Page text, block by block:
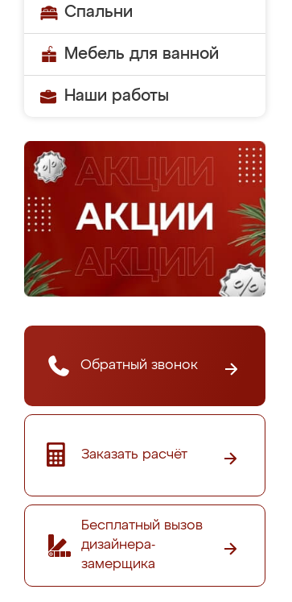
Спальни
Мебель для ванной
Наши работы
Обратный звонок
Заказать расчёт
Бесплатный вызов
дизайнера-
замерщика